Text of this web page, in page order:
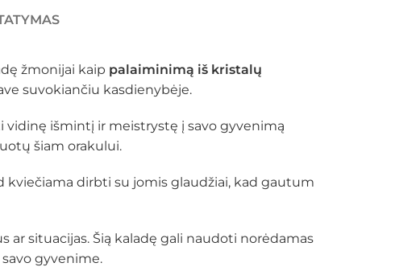
žmonijai kaip palaiminimą iš kristalų
suvokiančiu kasdienybėje.
išmintį ir meistrystę į savo gyvenimą
šiam orakului.
kviečiama dirbti su jomis glaudžiai, kad gautum
ar situacijas. Šią kaladę gali naudoti norėdamas
gyvenime.